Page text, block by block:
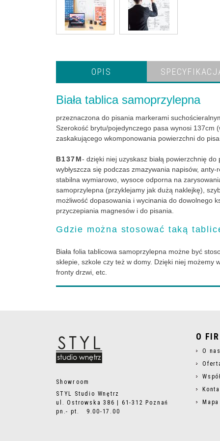
OPIS
Biała tablica samoprzylepna
przeznaczona do pisania markerami
Szerokość brytu/pojedynczego pasa wynosi 137cm
zaskakującego wkomponowania powierzchni do
B137M- dzięki niej uzyskasz białą powierzchnię
wybłyszcza się podczas zmazywania napisów,
stabilna wymiarowo, wysoce odporna na
samoprzylepna (przyklejamy jak dużą naklejkę),
możliwość dopasowania i wycinania do dowolnego
przyczepiania magnesów i do pisania.
Gdzie można stosować taką
Biała folia tablicowa samoprzylepna możne być
sklepie, szkole czy też w domy. Dzięki niej możemy
fronty drzwi, etc.
Showroom
STYL Studio Wnętrz
ul. Ostrowska 386 | 61-312 Poznań
pn.- pt. 9.00-17.00
O
O